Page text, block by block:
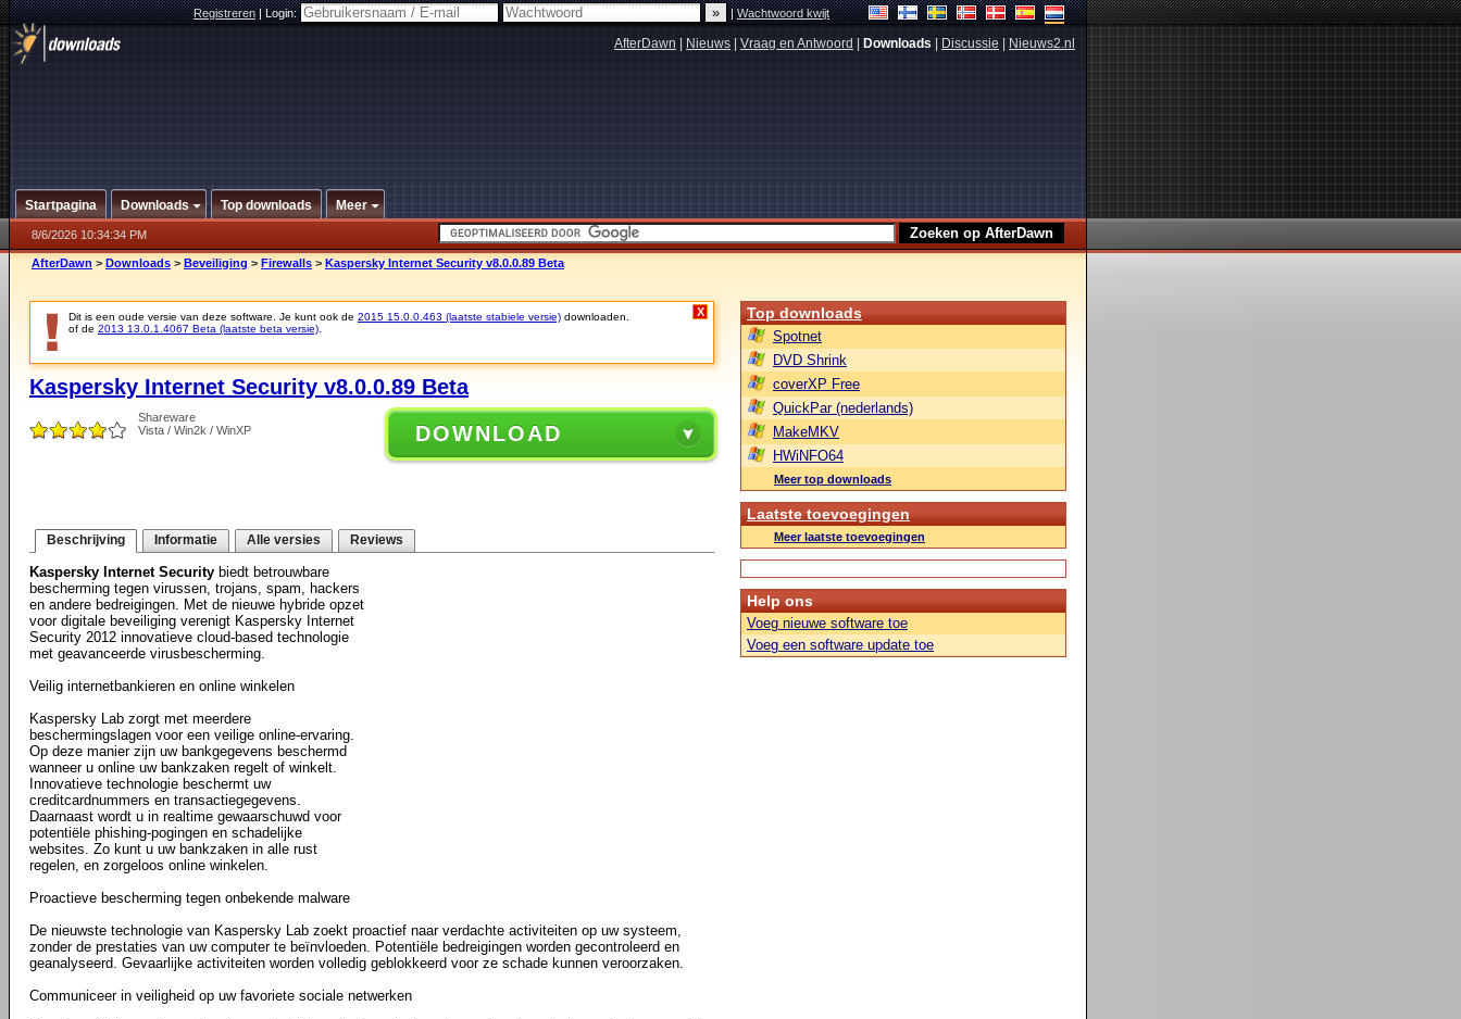
Registreren|Login: |Wachtwoord kwijt
AfterDawn Nieuws Vraag en Antwoord Downloads Discussie Nieuws2.nl
Startpagina Downloads Top downloads Meer
8/6/2026 10:34:34 PM
AfterDawn > Downloads > Beveiliging > Firewalls > Kaspersky Internet Security v8.0.0.89 Beta
Dit is een oude versie van deze software. Je kunt ook de 2015 15.0.0.463 (laatste stabiele versie) downloaden.
of de 2013 13.0.1.4067 Beta (laatste beta versie)
X
Kaspersky Internet Security v8.0.0.89 Beta
Shareware
Vista / Win2k / WinXP
DOWNLOAD
Beschrijving Informatie Alle versies Reviews
Kaspersky Internet Security biedt betrouwbare
bescherming tegen virussen, trojans, spam, hackers
en andere bedreigingen. Met de nieuwe hybride opzet
voor digitale beveiliging verenigt Kaspersky Internet
Security 2012 innovatieve cloud-based technologie
met geavanceerde virusbescherming.
Veilig internetbankieren en online winkelen
Kaspersky Lab zorgt met meerdere
beschermingslagen voor een veilige online-ervaring.
Op deze manier zijn uw bankgegevens beschermd
wanneer u online uw bankzaken regelt of winkelt.
Innovatieve technologie beschermt uw
creditcardnummers en transactiegegevens.
Daarnaast wordt u in realtime gewaarschuwd voor
potentiële phishing-pogingen en schadelijke
websites. Zo kunt u uw bankzaken in alle rust
regelen, en zorgeloos online winkelen.
Proactieve bescherming tegen onbekende malware
De nieuwste technologie van Kaspersky Lab zoekt proactief naar verdachte activiteiten op uw systeem,
zonder de prestaties van uw computer te beïnvloeden. Potentiële bedreigingen worden gecontroleerd en
geanalyseerd. Gevaarlijke activiteiten worden volledig geblokkeerd voor ze schade kunnen veroorzaken.
Communiceer in veiligheid op uw favoriete sociale netwerken
Top downloads
Spotnet
DVD Shrink
coverXP Free
QuickPar (nederlands)
MakeMKV
HWiNFO64
Meer top downloads
Laatste toevoegingen
Meer laatste toevoegingen
Help ons
Voeg nieuwe software toe
Voeg een software update toe